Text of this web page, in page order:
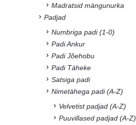
Madratsid mängunurka
Padjad
Numbriga padi (1-0)
Padi Ankur
Padi Jõehobu
Padi Täheke
Satsiga padi
Nimetähega padi (A-Z)
Velvetist padjad (A-Z)
Puuvillased padjad (A-Z)